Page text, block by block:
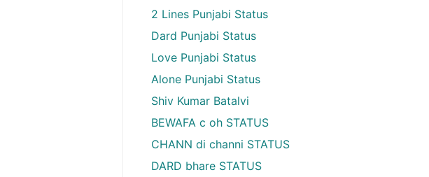
2 Lines Punjabi Status
Dard Punjabi Status
Love Punjabi Status
Alone Punjabi Status
Shiv Kumar Batalvi
BEWAFA c oh STATUS
CHANN di channi STATUS
DARD bhare STATUS